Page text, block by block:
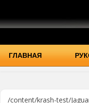
ГЛАВНАЯ
/content/krash-test/